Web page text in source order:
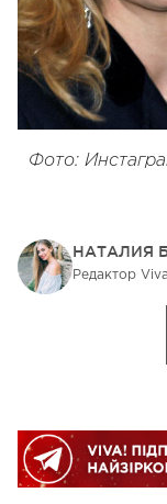
Фото:
НАТАЛИЯ
Редактор